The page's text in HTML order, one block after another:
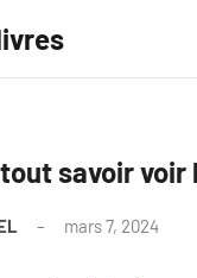
savoir voir
mars 7, 2024